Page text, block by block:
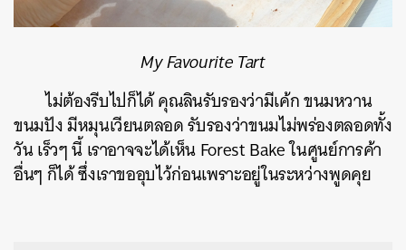
My Favourite Tart
ไม่ต้องรีบไปก็ได้คุณลินรับรองว่ามีเค้กขนมหวาน
ขนมปังมีหมุนเวียนตลอดรับรองว่าขนมไม่พร่องตลอดทั้ง
วันเร็วๆนี้เราอาจจะได้เห็นForest Bakeในศูนย์การค้า
อื่นๆก็ได้ซึ่งเราขออุบไว้ก่อนเพราะอยู่ในระหว่างพูดคุย